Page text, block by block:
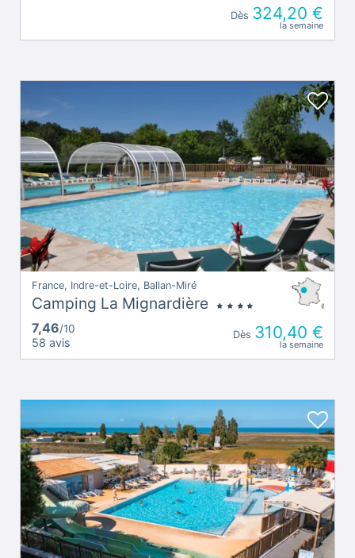
Dès 324,20 €
la semaine
France, Indre-et-Loire, Ballan-Miré
Camping La Mignardière
7,46/10
58 avis
Dès 310,40 €
la semaine